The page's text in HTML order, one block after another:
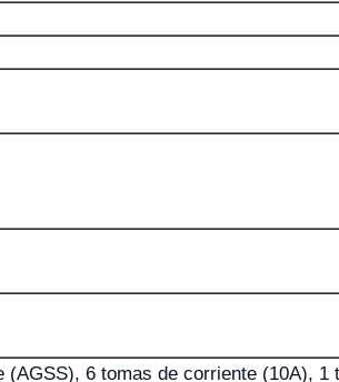
6 tomas de corriente (10A), 1